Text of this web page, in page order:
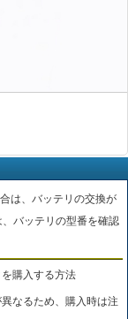
は、バッテリの交換が
バッテリの型番を確認
購入する方法
なるため、購入時は注